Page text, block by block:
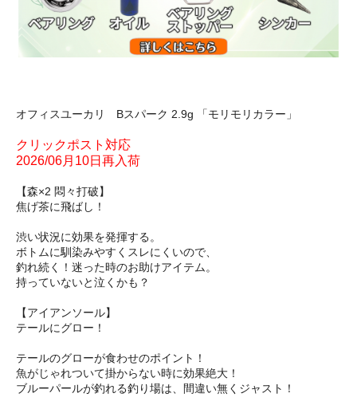
オフィスユーカリ Bスパーク 2.9g 「モリモリカラー」
クリックポスト対応
2026/06月10日再入荷
【森×2 悶々打破】
焦げ茶に飛ばし！
渋い状況に効果を発揮する。
ボトムに馴染みやすくスレにくいので、
釣れ続く！迷った時のお助けアイテム。
持っていないと泣くかも？
【アイアンソール】
テールにグロー！
テールのグローが食わせのポイント！
魚がじゃれついて掛からない時に効果絶大！
ブルーパールが釣れる釣り場は、間違い無くジャスト！